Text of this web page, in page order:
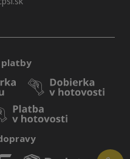
platby